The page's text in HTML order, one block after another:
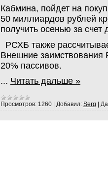
Кабмина, пойдет на
50 миллиардов рублей
получить осенью за счет
РСХБ также
Внешние
20% пассивов.
... Читать дальше »
Просмотров: 1260 Добавил: Serg